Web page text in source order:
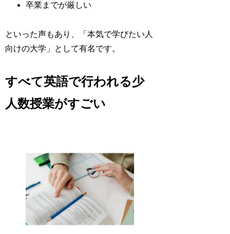
卒業までが厳しい
といった声もあり、「本気で学びたい人
向けの大学」として有名です。
すべて英語で行われる少
人数授業がすごい